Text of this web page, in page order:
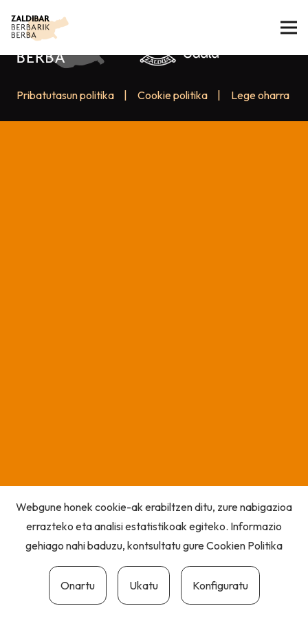
Pribatutasun politika Cookie politika Lege oharra
Webgune honek cookie-ak erabiltzen ditu, zure nabigazioa
errazteko eta analisi estatistikoak egiteko. Informazio
gehiago nahi baduzu, kontsultatu gureCookien Politika
Onartu Ukatu Konfiguratu